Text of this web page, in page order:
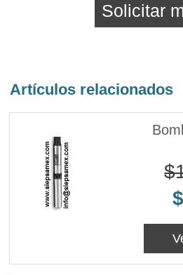
Solicitar
Artículos relacionados